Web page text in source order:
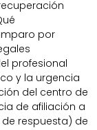
por
profesional
y la urgencia
del centro de
de afiliación a
respuesta) de